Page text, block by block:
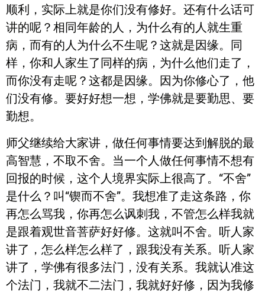
顺利，实际上就是你们没有修好。还有什么话可
讲的呢？相同年龄的人，为什么有的人就生重
病，而有的人为什么不生呢？这就是因缘。同
样，你和人家生了同样的病，为什么他们走了，
而你没有走呢？这都是因缘。因为你修心了，他
们没有修。要好好想一想，学佛就是要勤思、要
勤想。
师父继续给大家讲，做任何事情要达到解脱的最
高智慧，不取不舍。当一个人做任何事情不想有
回报的时候，这个人境界实际上很高了。“不舍”
是什么？叫“锲而不舍”。我想准了走这条路，你
再怎么骂我，你再怎么讽刺我，不管怎么样我就
是跟着观世音菩萨好好修。这就叫不舍。听人家
讲了，怎么样怎么样了，跟我没有关系。听人家
讲了，学佛有很多法门，没有关系。我就认准这
个法门，我就不二法门，我就好好修，因为我修